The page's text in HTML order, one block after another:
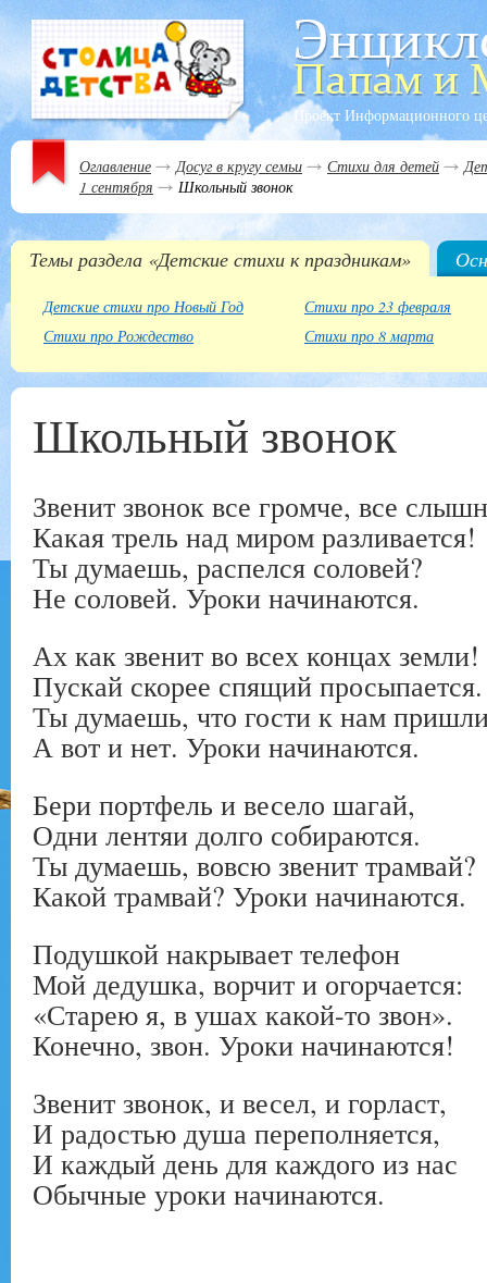
Проект Информационного
Оглавление Досуг в кругу семьи Стихи для детей
1 сентября
Школьный звонок
Темы раздела «Детские стихи к праздникам»
Детские стихи про Новый Год
Стихи про Рождество
Стихи про 23 февраля
Стихи про 8 марта
Школьный звонок
Звенит звонок все громче, все
Какая трель над миром разливается!
Ты думаешь, распелся соловей?
Не соловей. Уроки начинаются.
Ах как звенит во всех концах земли!
Пускай скорее спящий просыпается.
Ты думаешь, что гости к нам
А вот и нет. Уроки начинаются.
Бери портфель и весело шагай,
Одни лентяи долго собираются.
Ты думаешь, вовсю звенит трамвай?
Какой трамвай? Уроки начинаются.
Подушкой накрывает телефон
Мой дедушка, ворчит и огорчается:
«Старею я, в ушах какой-то звон».
Конечно, звон. Уроки начинаются!
Звенит звонок, и весел, и горласт,
И радостью душа переполняется,
И каждый день для каждого из нас
Обычные уроки начинаются.